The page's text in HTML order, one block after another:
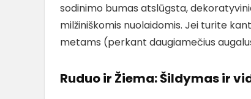
sodinimo bumas atslūgsta,
milžiniškomis nuolaidomis. Jei turite
metams (perkant daugiamečius
Ruduo ir Žiema: Šildymas ir